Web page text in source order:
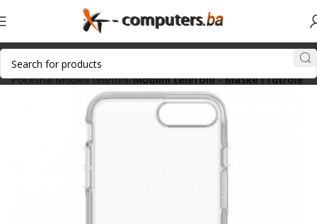
Početna Mobilni telefoni Mobilni telefoni - Maske i futrole